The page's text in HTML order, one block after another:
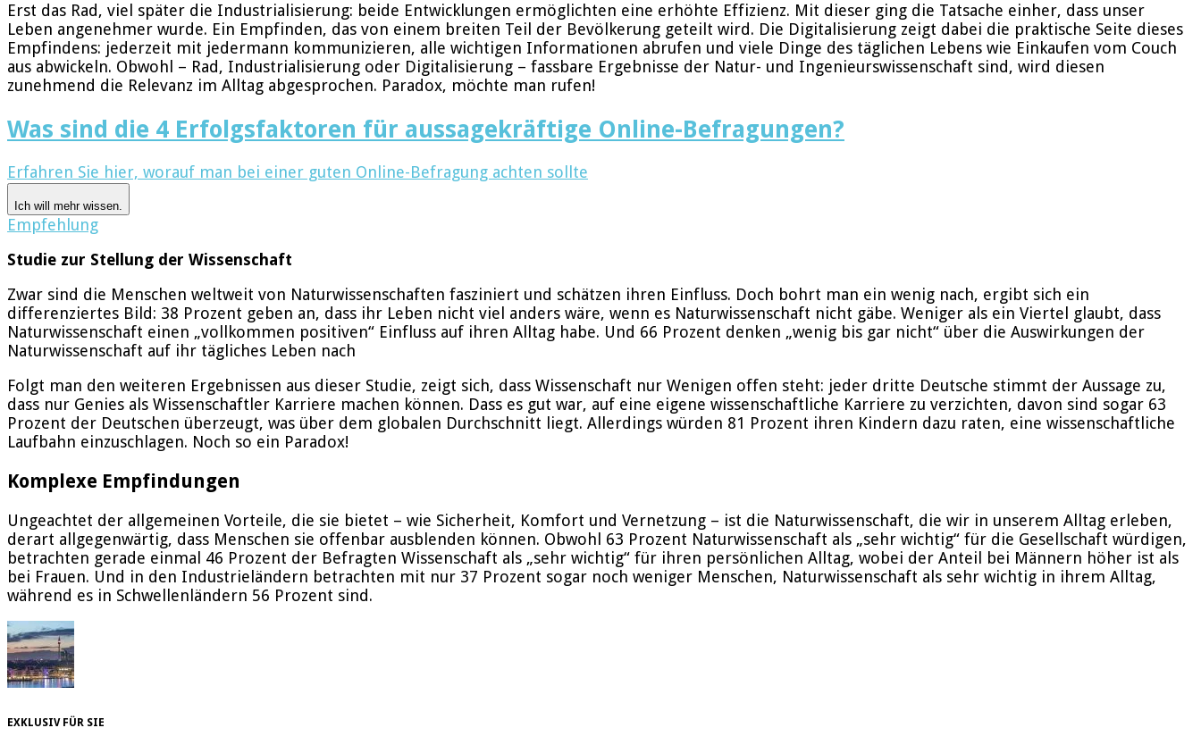
Erst das Rad, viel später die Industrialisierung: beide Entwicklungen ermöglichten eine erhöhte Effizienz. Mit dieser ging die Tatsache einher, dass unser
Leben angenehmer wurde. Ein Empfinden, das von einem breiten Teil der Bevölkerung geteilt wird. Die Digitalisierung zeigt dabei die praktische Seite dieses
Empfindens: jederzeit mit jedermann kommunizieren, alle wichtigen Informationen abrufen und viele Dinge des täglichen Lebens wie Einkaufen vom Couch
aus abwickeln. Obwohl – Rad, Industrialisierung oder Digitalisierung – fassbare Ergebnisse der Natur- und Ingenieurswissenschaft sind, wird diesen
zunehmend die Relevanz im Alltag abgesprochen. Paradox, möchte man rufen!
Was sind die 4 Erfolgsfaktoren für aussagekräftige Online-Befragungen?
Erfahren Sie hier, worauf man bei einer guten Online-Befragung achten sollte
Ich will mehr wissen.
Empfehlung
Studie zur Stellung der Wissenschaft
Zwar sind die Menschen weltweit von Naturwissenschaften fasziniert und schätzen ihren Einfluss. Doch bohrt man ein wenig nach, ergibt sich ein
differenziertes Bild: 38 Prozent geben an, dass ihr Leben nicht viel anders wäre, wenn es Naturwissenschaft nicht gäbe. Weniger als ein Viertel glaubt, dass
Naturwissenschaft einen „vollkommen positiven“ Einfluss auf ihren Alltag habe. Und 66 Prozent denken „wenig bis gar nicht“ über die Auswirkungen der
Naturwissenschaft auf ihr tägliches Leben nach
Folgt man den weiteren Ergebnissen aus dieser Studie, zeigt sich, dass Wissenschaft nur Wenigen offen steht: jeder dritte Deutsche stimmt der Aussage zu,
dass nur Genies als Wissenschaftler Karriere machen können. Dass es gut war, auf eine eigene wissenschaftliche Karriere zu verzichten, davon sind sogar 63
Prozent der Deutschen überzeugt, was über dem globalen Durchschnitt liegt. Allerdings würden 81 Prozent ihren Kindern dazu raten, eine wissenschaftliche
Laufbahn einzuschlagen. Noch so ein Paradox!
Komplexe Empfindungen
Ungeachtet der allgemeinen Vorteile, die sie bietet – wie Sicherheit, Komfort und Vernetzung – ist die Naturwissenschaft, die wir in unserem Alltag erleben,
derart allgegenwärtig, dass Menschen sie offenbar ausblenden können. Obwohl 63 Prozent Naturwissenschaft als „sehr wichtig“ für die Gesellschaft würdigen,
betrachten gerade einmal 46 Prozent der Befragten Wissenschaft als „sehr wichtig“ für ihren persönlichen Alltag, wobei der Anteil bei Männern höher ist als
bei Frauen. Und in den Industrieländern betrachten mit nur 37 Prozent sogar noch weniger Menschen, Naturwissenschaft als sehr wichtig in ihrem Alltag,
während es in Schwellenländern 56 Prozent sind.
EXKLUSIV FÜR SIE